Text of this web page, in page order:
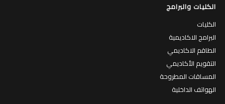
الكليات والبرامج
الكليات
البرامج الاكاديمية
الطاقم الاكاديمي
التقويم الأكاديمي
المساقات المطروحة
الهواتف الداخلية